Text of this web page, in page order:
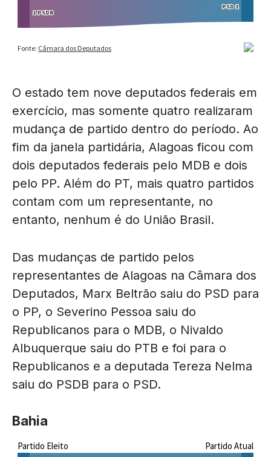
O estado tem nove deputados federais em
exercício, mas somente quatro realizaram
mudança de partido dentro do período. Ao
fim da janela partidária, Alagoas ficou com
dois deputados federais pelo MDB e dois
pelo PP. Além do PT, mais quatro partidos
contam com um representante, no
entanto, nenhum é do União Brasil.
Das mudanças de partido pelos
representantes de Alagoas na Câmara dos
Deputados, Marx Beltrão saiu do PSD para
o PP, o Severino Pessoa saiu do
Republicanos para o MDB, o Nivaldo
Albuquerque saiu do PTB e foi para o
Republicanos e a deputada Tereza Nelma
saiu do PSDB para o PSD.
Bahia